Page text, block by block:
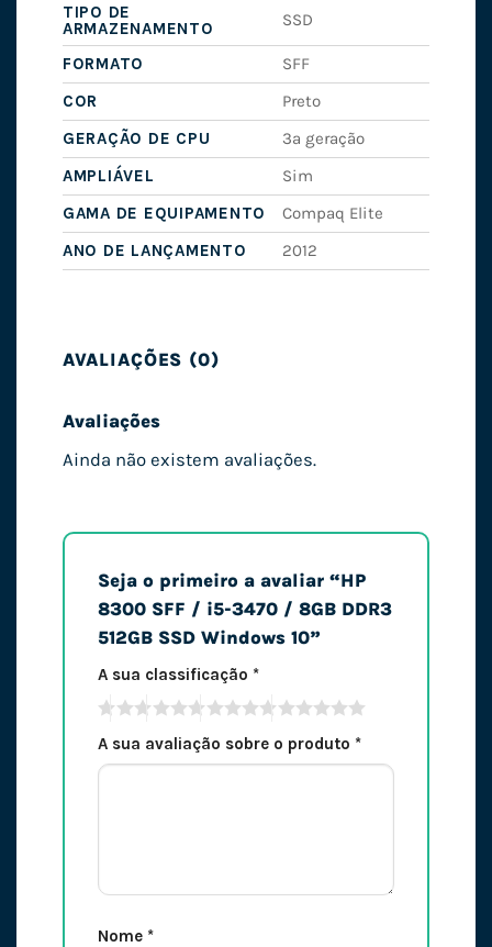
TIPO DE
ARMAZENAMENTO
SSD
FORMATO
SFF
COR
Preto
GERAÇÃO DE CPU
3ª geração
AMPLIÁVEL
Sim
GAMA DE EQUIPAMENTO
Compaq Elite
ANO DE LANÇAMENTO
2012
AVALIAÇÕES (0)
Avaliações
Ainda não existem avaliações.
Seja o primeiro a avaliar “HP
8300 SFF / i5-3470 / 8GB DDR3
512GB SSD Windows 10”
A sua classificação *
A sua avaliação sobre o produto *
Nome *